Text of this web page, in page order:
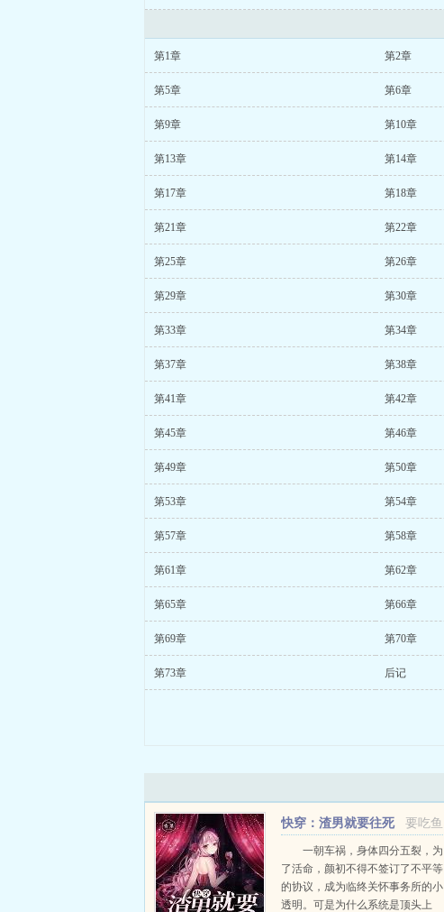
第1章 第2章
第5章 第6章
第9章 第10章
第13章 第14章
第17章 第18章
第21章 第22章
第25章 第26章
第29章 第30章
第33章 第34章
第37章 第38章
第41章 第42章
第45章 第46章
第49章 第50章
第53章 第54章
第57章 第58章
第61章 第62章
第65章 第66章
第69章 第70章
第73章 后记
要吃鱼
快穿：渣男就要往死
了虐一朝车祸，身体四分五裂，为
了活命，颜初不得不签订了不平等
的协议，成为临终关怀事务所的小
透明。可是为什么系统是顶头上